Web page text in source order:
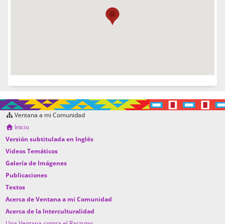
Ventana a mi Comunidad
Inicio
Versión subtitulada en Inglés
Videos Temáticos
Galería de Imágenes
Publicaciones
Textos
Acerca de Ventana a mi Comunidad
Acerca de la Interculturalidad